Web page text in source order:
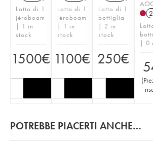
Lotto di 1
jéroboam
| 1 in
stock
1500€
Lotto di 1
jéroboam
| 1 in
stock
1100€
Lotto di 1
bottiglia
| 2 in
stock
250€
| 0
(
POTREBBE PIACERTI ANCHE…